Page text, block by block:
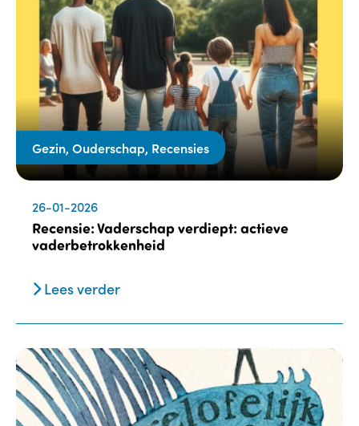
Gezin, Ouderschap, Recensies
26-01-2026
Recensie: Vaderschap verdiept: actieve
vaderbetrokkenheid
Lees verder